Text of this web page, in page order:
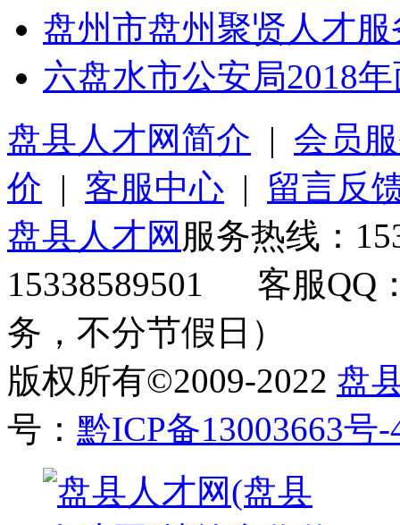
盘州市盘州聚贤人才
六盘水市公安局2018
盘县人才网简介 | 会员
价 | 客服中心 | 留言反
盘县人才网 服务热线：
15338589501 客服QQ
务，不分节假日）
版权所有©2009-2022 盘
号： 黔ICP备13003663号-